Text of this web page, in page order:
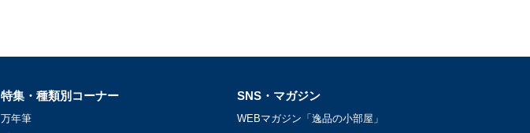
特集・種類別コーナー
万年筆
SNS・マガジン
WEBマガジン「逸品の小部屋」